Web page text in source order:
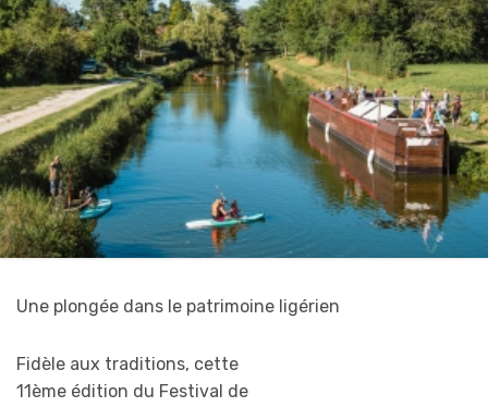
Une plongée dans le patrimoine ligérien
Fidèle aux traditions, cette
11ème édition du Festival de